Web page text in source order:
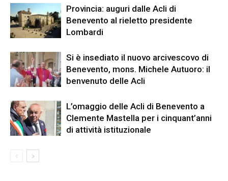
Provincia: auguri dalle Acli di
Benevento al rieletto presidente
Lombardi
Si è insediato il nuovo arcivescovo di
Benevento, mons. Michele Autuoro: il
benvenuto delle Acli
L’omaggio delle Acli di Benevento a
Clemente Mastella per i cinquant’anni
di attività istituzionale